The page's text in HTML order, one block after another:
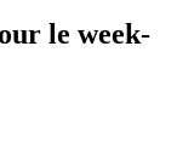
le week-